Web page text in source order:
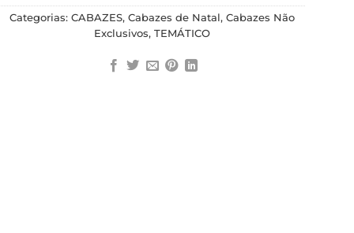
Categorias:CABAZES,Cabazes de Natal,Cabazes Não
Exclusivos,TEMÁTICO